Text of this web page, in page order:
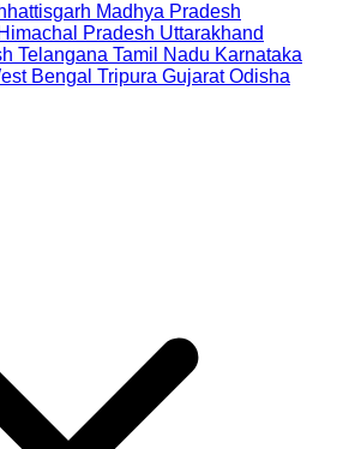
Madhya Pradesh
Himachal Pradesh Uttarakhand
Telangana Tamil Nadu Karnataka
Bengal Tripura Gujarat Odisha